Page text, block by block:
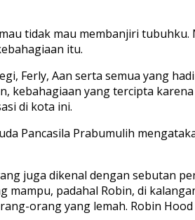
tidak mau membanjiri tubuhku.
itu.
Ferly, Aan serta semua yang
kebahagiaan yang tercipta
di kota ini.
Pancasila Prabumulih
juga dikenal dengan sebutan
padahal Robin, di
orang yang lemah. Robin